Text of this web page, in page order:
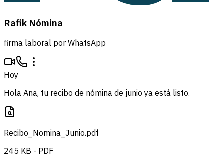
Rafik Nómina
firma laboral por WhatsApp
Hoy
Hola Ana, tu recibo de nómina de junio ya está listo.
Recibo_Nomina_Junio.pdf
245 KB - PDF